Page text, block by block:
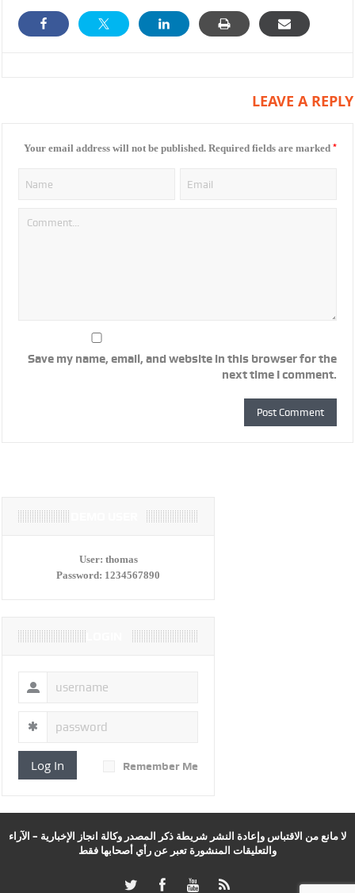
LEAVE A REPLY
Your email address will not be published. Required fields are marked *
Save my name, email, and website in this browser for the
next time I comment.
User: thomas
Password: 1234567890
Log In Remember Me
لا مانع من الاقتباس وإعادة النشر شريطة ذكر المصدر وكالة انجاز الإخبارية – الآراء
والتعليقات المنشورة تعبر عن رأي أصحابها فقط